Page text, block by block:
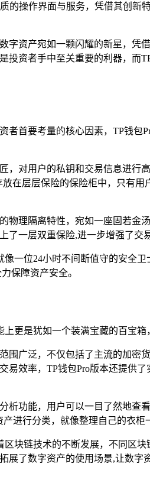
的操作界面与服务，凭借其创
字资产宛如一颗闪耀的新星，
投资者手中至关重要的利器，
者首要考量的核心因素，TP钱
，对用户的私钥和交易信息进
在层层保险的保险柜中，只有
物理隔离特性，宛如一座固若
一层双重保险,进一步增强了交
一位24小时不间断值守的安全
保障资产安全。
更是犹如一个装满宝藏的百宝
围广泛，不仅包括了主流的加
易效率，TP钱包Pro版本还提供
析功能，用户可以一目了然地
进行分类，就像整理自己的衣柜
块链技术的不断发展，不同区
了数字资产的使用场景,让数字